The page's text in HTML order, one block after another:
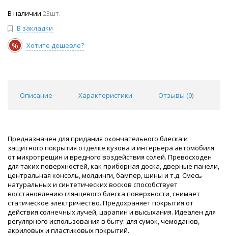
В наличии 23шт.
В закладки
% Хотите дешевле?
Описание Характеристики Отзывы (0)
Предназначен для придания окончательного блеска и
защитного покрытия отделке кузова и интерьера автомобиля
от микротрещин и вредного воздействия солей. Превосходен
для таких поверхностей, как приборная доска, дверные панели,
центральная консоль, молдинги, бампер, шины и т.д. Смесь
натуральных и синтетических восков способствует
восстановлению глянцевого блеска поверхности, снимает
статическое электричество. Предохраняет покрытия от
действия солнечных лучей, царапин и высыхания. Идеален для
регулярного использования в быту: для сумок, чемоданов,
акриловых и пластиковых покрытий.